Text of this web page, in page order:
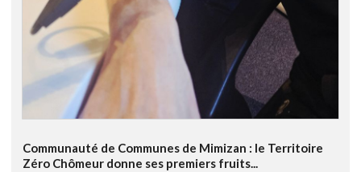
Communauté de Communes de Mimizan : le Territoire
Zéro Chômeur donne ses premiers fruits...